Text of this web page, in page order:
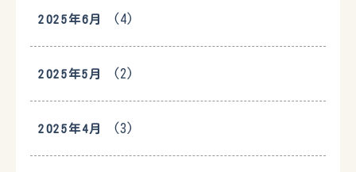
2025年6月 (4)
2025年5月 (2)
2025年4月 (3)